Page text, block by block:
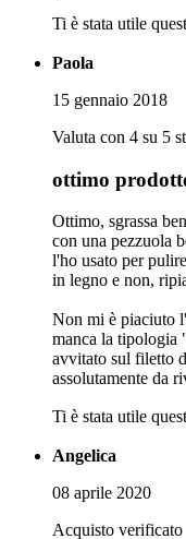
Ti è stata utile
Paola
15 gennaio 2018
Valuta con 4 su 5
ottimo
Ottimo, sgrassa
con una pezzuola
l'ho usato per
in legno e non,
Non mi è piaciuto
manca la tipologia
avvitato sul filetto
assolutamente da
Ti è stata utile
Angelica
08 aprile 2020
Acquisto verificato